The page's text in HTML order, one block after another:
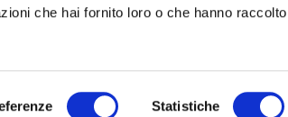
che hai fornito loro o che hanno
Statistiche
dei cookie Note Legali Protezione dei Dati